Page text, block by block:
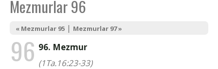
Mezmurlar 96
« Mezmurlar 95 | Mezmurlar 97 »
96 96. Mezmur
(1Ta.16:23-33)